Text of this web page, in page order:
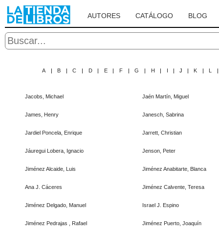
AUTORES CATÁLOGO BLOG
A | B | C | D | E | F | G | H | I | J | K | L
Jacobs, Michael Jaén Martín, Miguel
James, Henry Janesch, Sabrina
Jardiel Poncela, Enrique Jarrett, Christian
Jáuregui Lobera, Ignacio Jenson, Peter
Jiménez Alcaide, Luis Jiménez Anabitarte, Blanca
Ana J. Cáceres Jiménez Calvente, Teresa
Jiménez Delgado, Manuel Israel J. Espino
Jiménez Pedrajas , Rafael Jiménez Puerto, Joaquín